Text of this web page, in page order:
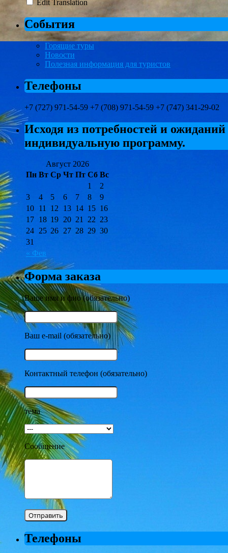
Edit Translation
События
Горящие туры
Новости
Полезная информация для туристов
Телефоны
+7 (727) 971-54-59 +7 (708) 971-54-59 +7 (747) 341-29-02
Исходя из потребностей и
индивидуальную программу.
Август 2026
Пн Вт Ср Чт Пт Сб Вс
« Фев
1
2
3
4 5 6 7 8
9
10 11 12 13 14 15 16
17 18 19 20 21 22 23
24 25 26 27 28 29 30
31
Форма заказа
Ваше имя и фио (обязательно)
Ваш e-mail (обязательно)
Контактный телефон (обязательно)
тема
Сообщение
Телефоны